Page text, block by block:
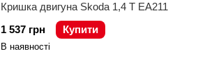
Кришка двигуна Skoda 1,4 T EA211
1 537 грн
Купити
В наявності